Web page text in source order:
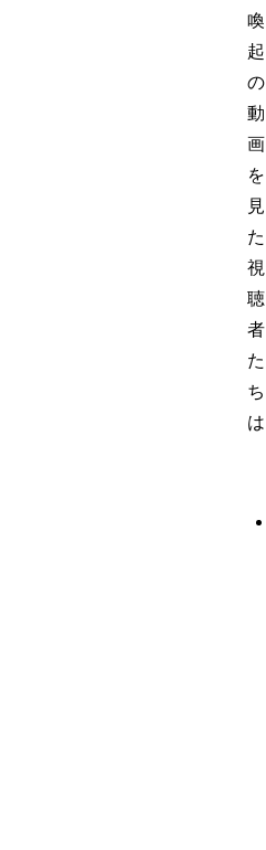
喚
起
の
動
画
を
見
た
視
聴
者
た
ち
は